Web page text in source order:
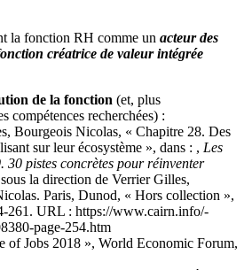
la fonction RH comme un acteur des
créatrice de valeur intégrée
de la fonction (et, plus
compétences recherchées) :
Bourgeois Nicolas, « Chapitre 28. Des
sur leur écosystème », dans : , Les
30 pistes concrètes pour réinventer
la direction de Verrier Gilles,
Paris, Dunod, « Hors collection »,
261. URL : https://www.cairn.info/-
page-254.htm
of Jobs 2018 », World Economic Forum,